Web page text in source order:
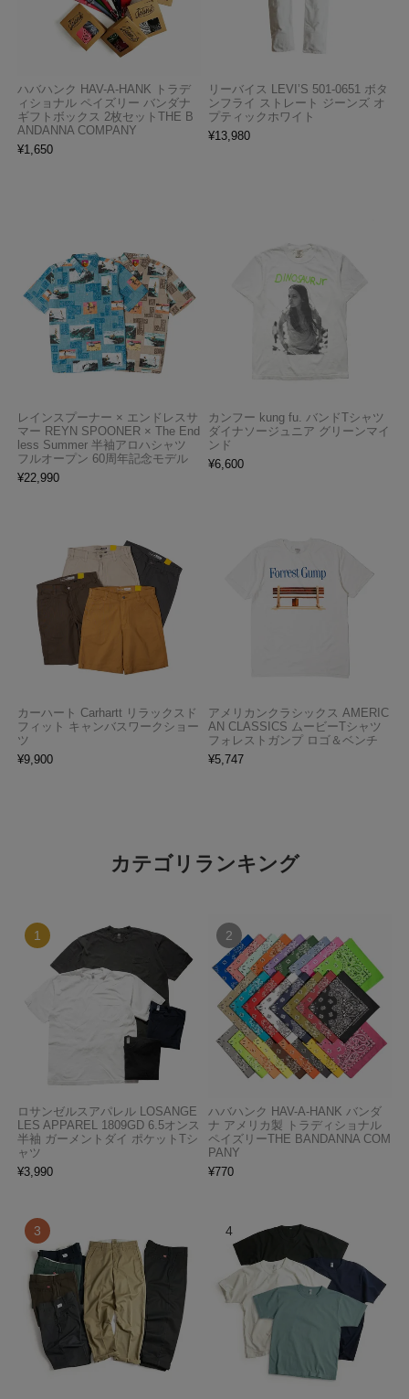
ハバハンク HAV-A-HANK トラデ
ィショナル ペイズリー バンダナ
ギフトボックス 2枚セットTHE B
ANDANNA COMPANY
¥1,650
リーバイス LEVI’S 501-0651 ボタ
ンフライ ストレート ジーンズ オ
プティックホワイト
¥13,980
レインスプーナー × エンドレスサ
マー REYN SPOONER × The End
less Summer 半袖アロハシャツ
フルオープン 60周年記念モデル
¥22,990
カンフー kung fu. バンドTシャツ
ダイナソージュニア グリーンマイ
ンド
¥6,600
カーハート Carhartt リラックスド
フィット キャンバスワークショー
ツ
¥9,900
アメリカンクラシックス AMERIC
AN CLASSICS ムービーTシャツ
フォレストガンプ ロゴ＆ベンチ
¥5,747
カテゴリランキング
ロサンゼルスアパレル LOSANGE
LES APPAREL 1809GD 6.5オンス
半袖 ガーメントダイ ポケットTシ
ャツ
¥3,990
ハバハンク HAV-A-HANK バンダ
ナ アメリカ製 トラディショナル
ペイズリーTHE BANDANNA COM
PANY
¥770